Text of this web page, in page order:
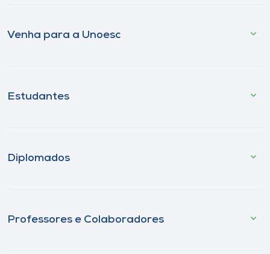
Venha para a Unoesc
Estudantes
Diplomados
Professores e Colaboradores